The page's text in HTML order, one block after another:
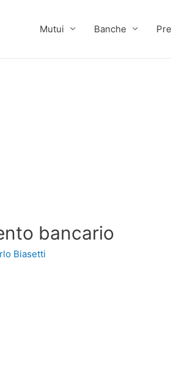
Mutui Banche
bancario
Biasetti